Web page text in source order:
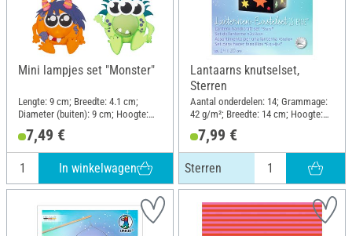
Mini lampjes set "Monster"
Lengte: 9 cm; Breedte: 4.1 cm;
Diameter (buiten): 9 cm; Hoogte:
7,49 €
In winkelwagen
Lantaarns knutselset,
Sterren
Aantal onderdelen: 14; Grammage:
42 g/m²; Breedte: 14 cm; Hoogte:
7,99 €
Sterren